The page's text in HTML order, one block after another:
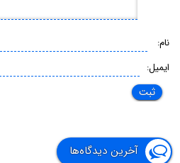
نام:
ایمیل:
آخرین دیدگاه‌ها